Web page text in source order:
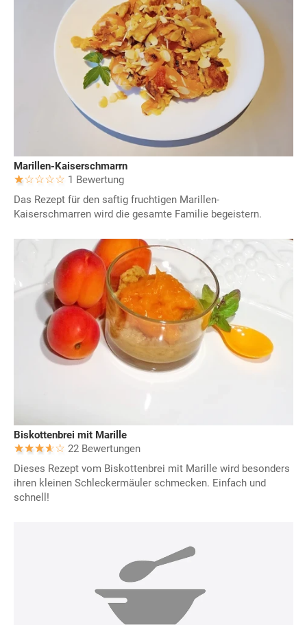
Marillen-Kaiserschmarrn
1 Bewertung
Das Rezept für den saftig fruchtigen Marillen-
Kaiserschmarren wird die gesamte Familie begeistern.
Biskottenbrei mit Marille
22 Bewertungen
Dieses Rezept vom Biskottenbrei mit Marille wird besonders
ihren kleinen Schleckermäuler schmecken. Einfach und
schnell!